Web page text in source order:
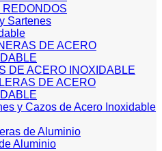
REDONDOS
Sartenes
DE ACERO
DE ACERO INOXIDABLE
DE ACERO
y Cazos de Acero Inoxidable
de Aluminio
Aluminio